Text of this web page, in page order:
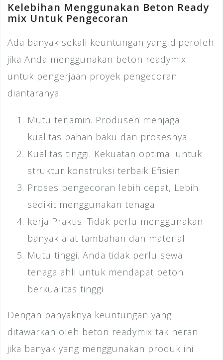
Kelebihan Menggunakan Beton Ready
mix Untuk Pengecoran
Ada banyak sekali keuntungan yang diperoleh
jika Anda menggunakan beton readymix
untuk pengerjaan proyek pengecoran
diantaranya :
Mutu terjamin. Produsen menjaga
kualitas bahan baku dan prosesnya
Kualitas tinggi. Kekuatan optimal untuk
struktur konstruksi terbaik Efisien.
Proses pengecoran lebih cepat, Lebih
sedikit menggunakan tenaga
kerja Praktis. Tidak perlu menggunakan
banyak alat tambahan dan material
Mutu tinggi. Anda tidak perlu sewa
tenaga ahli untuk mendapat beton
berkualitas tinggi
Dengan banyaknya keuntungan yang
ditawarkan oleh beton readymix tak heran
jika banyak yang menggunakan produk ini